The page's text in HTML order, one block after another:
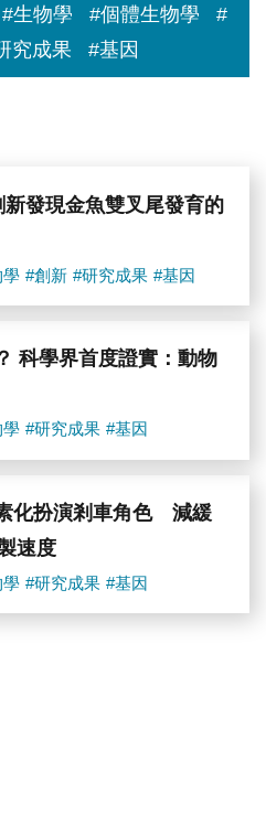
#生物學 #個體生物學
#
究成果 #基因
發現金魚雙叉尾發育的
學 #創新 #研究成果 #基因
科學界首度證實：動物
學 #研究成果 #基因
化扮演剎車角色 減緩
速度
學 #研究成果 #基因